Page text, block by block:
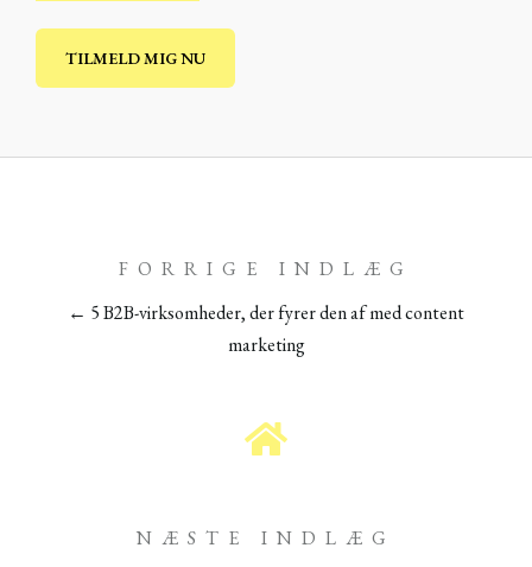
FORRIGE INDLÆG
← 5 B2B-virksomheder, der fyrer den af med content
marketing
NÆSTE INDLÆG